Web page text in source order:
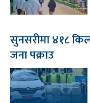
सुनसरीमा ४१८
जना पक्राउ